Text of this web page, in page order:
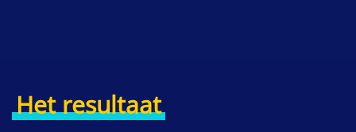
Het resultaat